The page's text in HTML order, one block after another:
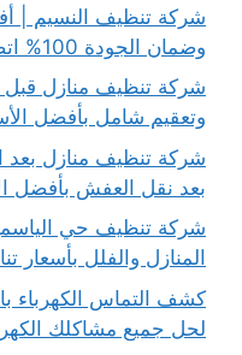
شركة تنظيف النسيم |
وضمان الجودة 100% اتصل بنا الان
شركة تنظيف منازل
وتعقيم شامل بأفضل
شركة تنظيف منازل بعد
بعد نقل العفش بأفضل
شركة تنظيف حي
المنازل والفلل بأسعار
كشف التماس الكهرباء
لحل جميع مشاكلك